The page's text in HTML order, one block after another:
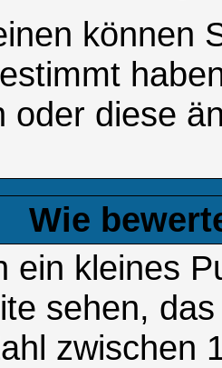
können
oder diese
Wie
ein kleines
sehen,
zwischen